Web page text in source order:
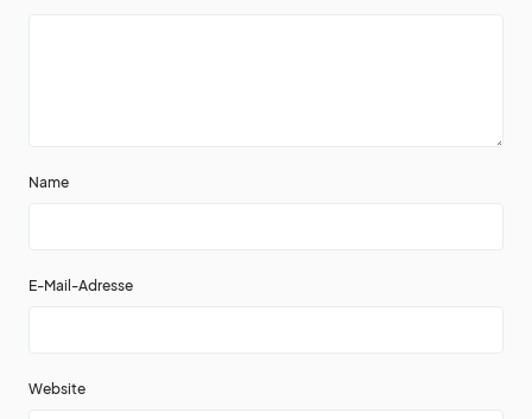
Name
E-Mail-Adresse
Website